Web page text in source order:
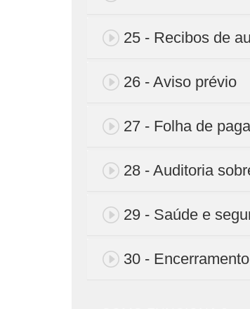
25 - Recibos de
26 - Aviso prévio
27 - Folha de
28 - Auditoria
29 - Saúde e
30 - Encerramento